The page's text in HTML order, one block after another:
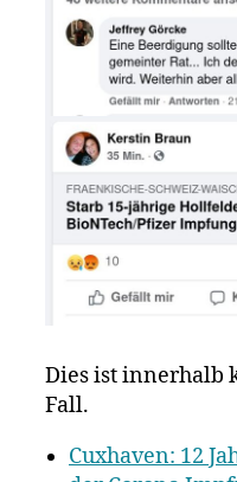
Dies ist innerhalb
Fall.
Cuxhaven: 12